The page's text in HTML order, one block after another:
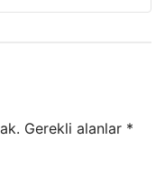
Gerekli alanlar *